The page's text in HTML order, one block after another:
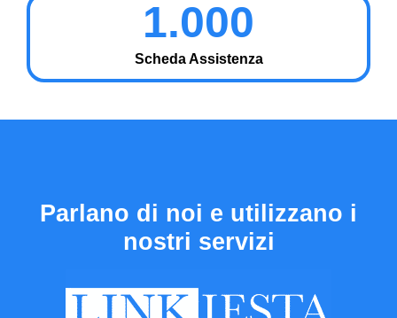
1.000
Scheda Assistenza
Parlano di noi e utilizzano i
nostri servizi